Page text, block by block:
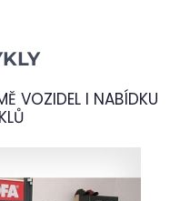
VOZIDEL I NABÍDKU